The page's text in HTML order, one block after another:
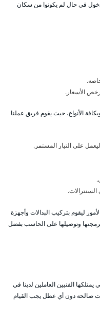
في حال لم يكونوا من سكان
الأسعار.
الأنواع، حيث يقوم فريق عملنا
على التيار المستمر.
ليقوم بتركيب البدالات وأجهزة
وتوصيلها على الحاسب بفضل
يمتلكها الفنيين العاملين لدينا في
صالحة دون أي عطل يجب القيام